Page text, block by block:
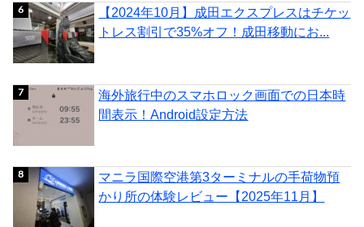
【2024年10月】成田エクスプレスはチケッ
トレス割引で35%オフ！成田移動にお...
海外旅行中のスマホロック画面での日本時
間表示！Android設定方法
マニラ国際空港第3ターミナルの手荷物預
かり所の体験レビュー【2025年11月】